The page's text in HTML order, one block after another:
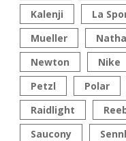
Kalenji
La
Mueller
Newton
Nike
Petzl
Polar
Raidlight
Saucony